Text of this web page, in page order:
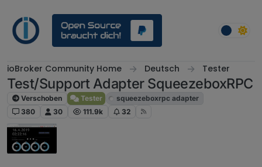
ioBroker Community Home Deutsch Tester
Test/Support Adapter SqueezeboxRPC
Verschoben Tester
squeezeboxrpc adapter
380
30 111.9k 32